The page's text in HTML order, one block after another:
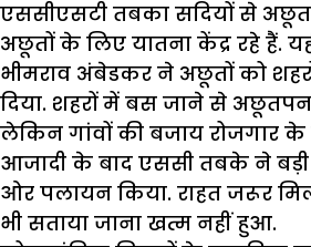
एससीएसटी तबका सदियों से अछूत
अछूतों के लिए यातना केंद्र रहे हैं.
भीमराव अंबेडकर ने अछूतों को
दिया. शहरों में बस जाने से अछूतपन
लेकिन गांवों की बजाय रोजगार के
आजादी के बाद एससी तबके ने बड़ी
ओर पलायन किया. राहत जरूर
भी सताया जाना खत्म नहीं हुआ.